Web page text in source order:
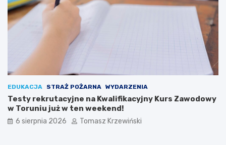
EDUKACJA STRAŻ POŻARNA WYDARZENIA
Testy rekrutacyjne na Kwalifikacyjny Kurs Zawodowy
w Toruniu już w ten weekend!
6 sierpnia 2026 Tomasz Krzewiński